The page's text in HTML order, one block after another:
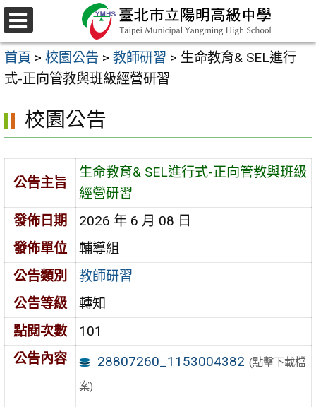
跳
至
主
要
容
區
選
單
首頁 > 校園公告 > 教師研習 > 生命教育& SEL進行
式-正向管教與班級經營研習
校園公告
公告主旨
生命教育& SEL進行式-正向管教與班級
經營研習
發佈日期
2026 年 6 月 08 日
發佈單位
輔導組
公告類別
教師研習
公告等級
轉知
點閱次數
101
公告內容
28807260_1153004382 (點擊下載檔
案)